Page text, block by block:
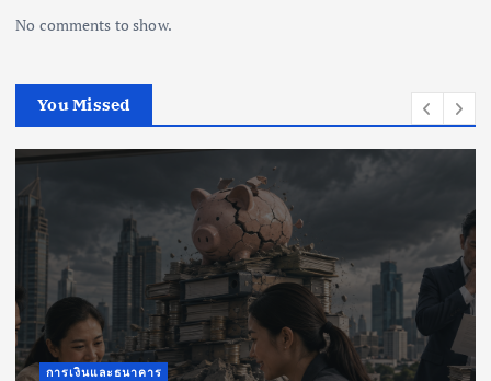
No comments to show.
You Missed
การเงินและธนาคาร